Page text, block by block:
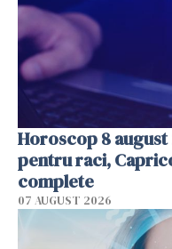
Horoscop 8
pentru raci,
complete
07 AUGUST 2026